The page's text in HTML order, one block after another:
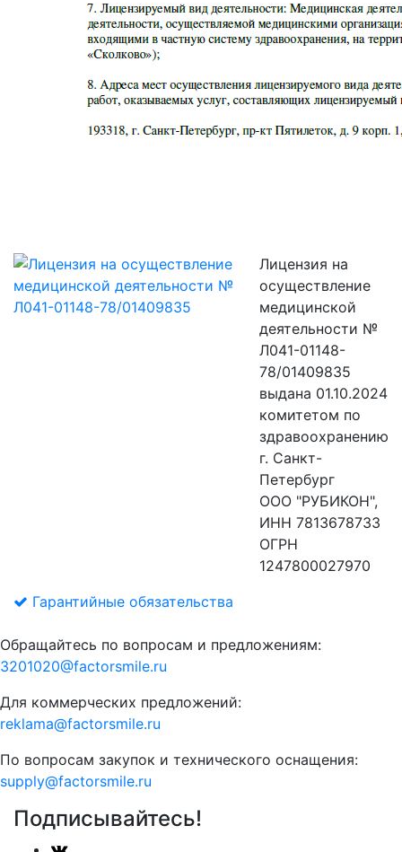
Лицензия на
осуществление
медицинской
деятельности №
Л041-01148-
78/01409835
выдана 01.10.2024
комитетом по
здравоохранению
г. Санкт-
Петербург
ООО "РУБИКОН",
ИНН 7813678733
ОГРН
1247800027970
Гарантийные обязательства
Обращайтесь по вопросам и предложениям:
3201020@factorsmile.ru
Для коммерческих предложений:
reklama@factorsmile.ru
По вопросам закупок и технического оснащения:
supply@factorsmile.ru
Подписывайтесь!